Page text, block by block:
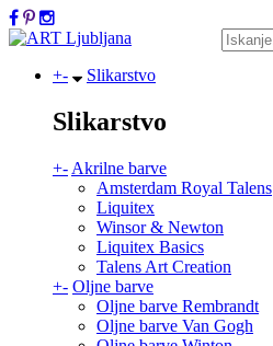
+- Slikarstvo
Slikarstvo
+- Akrilne barve
Amsterdam Royal Talens
Liquitex
Winsor & Newton
Liquitex Basics
Talens Art Creation
+- Oljne barve
Oljne barve Rembrandt
Oljne barve Van Gogh